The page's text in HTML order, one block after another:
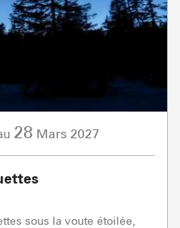
28 Mars 2027
sous la voute étoilée,